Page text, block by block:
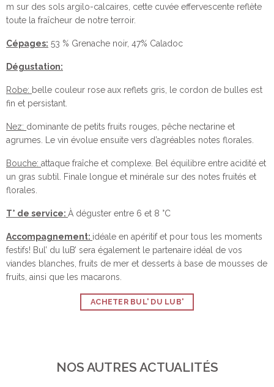
m sur des sols argilo-calcaires, cette cuvée effervescente reflète
toute la fraîcheur de notre terroir.
Cépages: 53 % Grenache noir, 47% Caladoc
Dégustation:
Robe: belle couleur rose aux reflets gris, le cordon de bulles est
fin et persistant.
Nez: dominante de petits fruits rouges, pêche nectarine et
agrumes. Le vin évolue ensuite vers d’agréables notes florales.
Bouche: attaque fraîche et complexe. Bel équilibre entre acidité et
un gras subtil. Finale longue et minérale sur des notes fruités et
florales.
T° de service: À déguster entre 6 et 8 °C
Accompagnement: idéale en apéritif et pour tous les moments
festifs! Bul’ du luB’ sera également le partenaire idéal de vos
viandes blanches, fruits de mer et desserts à base de mousses de
fruits, ainsi que les macarons.
ACHETER BUL' DU LUB'
NOS AUTRES ACTUALITÉS